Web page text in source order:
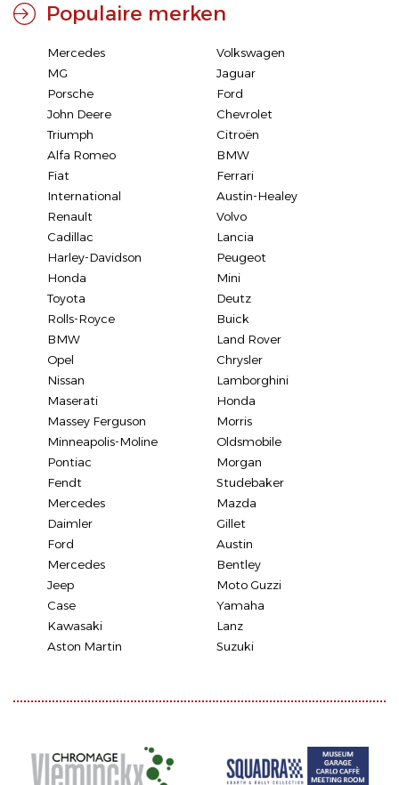
Populaire merken
Mercedes
Volkswagen
MG
Jaguar
Porsche
Ford
John Deere
Chevrolet
Triumph
Citroën
Alfa Romeo
BMW
Fiat
Ferrari
International
Austin-Healey
Renault
Volvo
Cadillac
Lancia
Harley-Davidson
Peugeot
Honda
Mini
Toyota
Deutz
Rolls-Royce
Buick
BMW
Land Rover
Opel
Chrysler
Nissan
Lamborghini
Maserati
Honda
Massey Ferguson
Morris
Minneapolis-Moline
Oldsmobile
Pontiac
Morgan
Fendt
Studebaker
Mercedes
Mazda
Daimler
Gillet
Ford
Austin
Mercedes
Bentley
Jeep
Moto Guzzi
Case
Yamaha
Kawasaki
Lanz
Aston Martin
Suzuki